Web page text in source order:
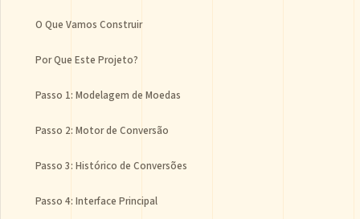
O Que Vamos Construir
Por Que Este Projeto?
Passo 1: Modelagem de Moedas
Passo 2: Motor de Conversão
Passo 3: Histórico de Conversões
Passo 4: Interface Principal